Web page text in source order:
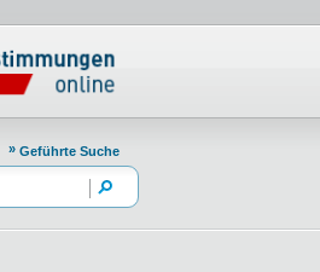
Geführte Suche